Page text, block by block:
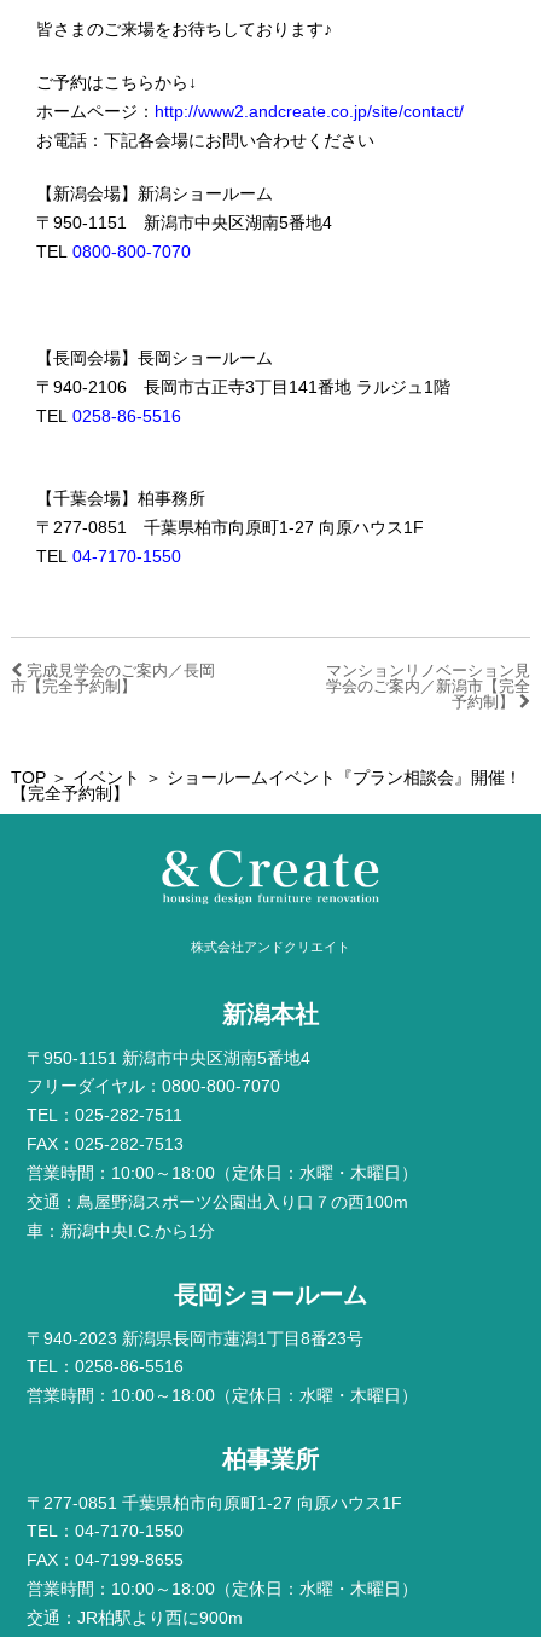
皆さまのご来場をお待ちしております♪
ご予約はこちらから↓
ホームページ： http://www2.andcreate.co.jp/site/contact/
お電話：下記各会場にお問い合わせください
【新潟会場】新潟ショールーム
〒950-1151 新潟市中央区湖南5番地4
TEL0800-800-7070
【長岡会場】長岡ショールーム
〒940-2106 長岡市古正寺3丁目141番地 ラルジュ1階
TEL0258-86-5516
【千葉会場】柏事務所
〒277-0851 千葉県柏市向原町1-27 向原ハウス1F
TEL04-7170-1550
完成見学会のご案内／長岡
市【完全予約制】
マンションリノベーション見
学会のご案内／新潟市【完全
予約制】
TOP＞ イベント
＞ ショールームイベント『プラン相談会』開催！
【完全予約制】
株式会社アンドクリエイト
新潟本社
〒950-1151 新潟市中央区湖南5番地4
フリーダイヤル：0800-800-7070
TEL：025-282-7511
FAX：025-282-7513
営業時間：10:00～18:00（定休日：水曜・木曜日）
交通：鳥屋野潟スポーツ公園出入り口７の西100m
車：新潟中央I.C.から1分
長岡ショールーム
〒940-2023 新潟県長岡市蓮潟1丁目8番23号
TEL：0258-86-5516
営業時間：10:00～18:00（定休日：水曜・木曜日）
柏事業所
〒277-0851 千葉県柏市向原町1-27 向原ハウス1F
TEL：04-7170-1550
FAX：04-7199-8655
営業時間：10:00～18:00（定休日：水曜・木曜日）
交通：JR柏駅より西に900m